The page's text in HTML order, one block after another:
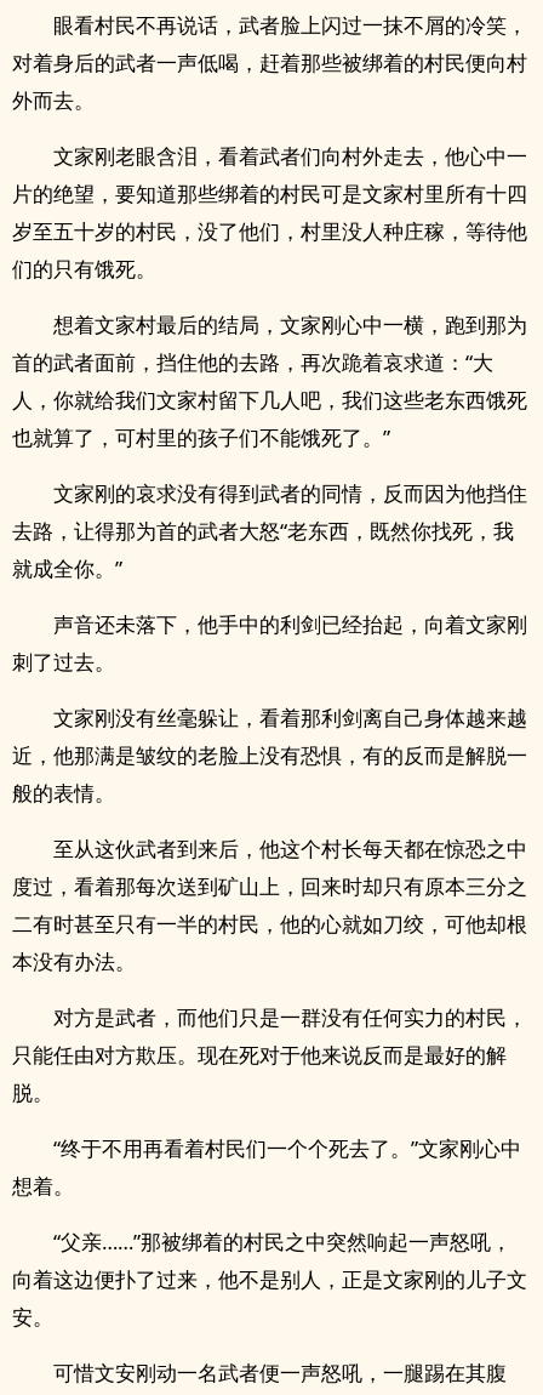
眼看村民不再说话，武者脸上闪过一抹不屑的冷笑，
对着身后的武者一声低喝，赶着那些被绑着的村民便向村
外而去。
文家刚老眼含泪，看着武者们向村外走去，他心中一
片的绝望，要知道那些绑着的村民可是文家村里所有十四
岁至五十岁的村民，没了他们，村里没人种庄稼，等待他
们的只有饿死。
想着文家村最后的结局，文家刚心中一横，跑到那为
首的武者面前，挡住他的去路，再次跪着哀求道：“大
人，你就给我们文家村留下几人吧，我们这些老东西饿死
也就算了，可村里的孩子们不能饿死了。”
文家刚的哀求没有得到武者的同情，反而因为他挡住
去路，让得那为首的武者大怒“老东西，既然你找死，我
就成全你。”
声音还未落下，他手中的利剑已经抬起，向着文家刚
刺了过去。
文家刚没有丝毫躲让，看着那利剑离自己身体越来越
近，他那满是皱纹的老脸上没有恐惧，有的反而是解脱一
般的表情。
至从这伙武者到来后，他这个村长每天都在惊恐之中
度过，看着那每次送到矿山上，回来时却只有原本三分之
二有时甚至只有一半的村民，他的心就如刀绞，可他却根
本没有办法。
对方是武者，而他们只是一群没有任何实力的村民，
只能任由对方欺压。现在死对于他来说反而是最好的解
脱。
“终于不用再看着村民们一个个死去了。”文家刚心中
想着。
“父亲……”那被绑着的村民之中突然响起一声怒吼，
向着这边便扑了过来，他不是别人，正是文家刚的儿子文
安。
可惜文安刚动一名武者便一声怒吼，一腿踢在其腹